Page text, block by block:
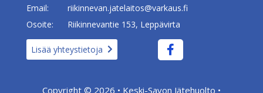
Email:
riikinnevan.jatelaitos@varkaus.fi
Osoite:
Riikinnevantie 153, Leppävirta
Lisää yhteystietoja
Copyright © 2026 • Keski-Savon Jätehuolto •